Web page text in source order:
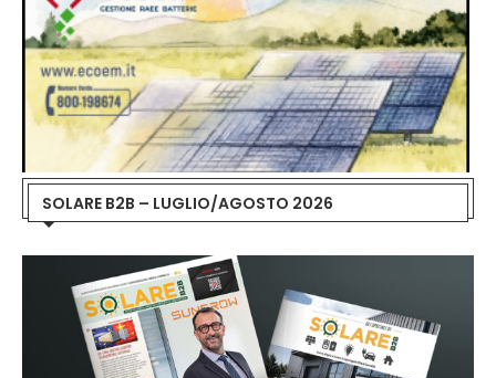
SOLARE B2B – LUGLIO/AGOSTO 2026